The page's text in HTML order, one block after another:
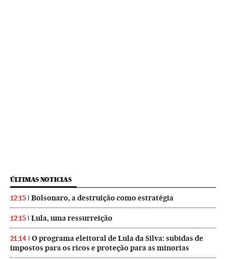
ÚLTIMAS NOTICIAS
12:15 Bolsonaro, a destruição como estratégia
12:15 Lula, uma ressurreição
21:14
O programa eleitoral de Lula da Silva: subidas de
impostos para os ricos e proteção para as minorias